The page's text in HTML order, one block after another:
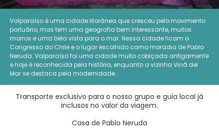
Valparaíso é uma cidade litorânea que cresceu pelo movimento
portuário, mas tem uma geografia bem interessante, muitos
morros e uma bela vista para o mar. Nessa cidade ficam o
Congresso do Chile e o lugar escolhido como moradia de Pablo
Neruda. Valparaíso foi uma cidade muito cobiçada antigamente
e hoje é reconhecida pela história, enquanto a vizinha Vinã del
Mar se destaca pela modernidade.
Transporte exclusivo para o nosso grupo e guia local já
inclusos no valor da viagem.
Casa de Pablo Neruda